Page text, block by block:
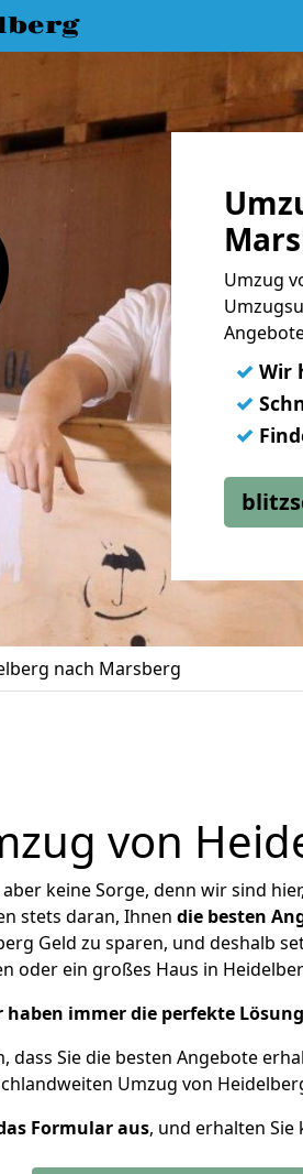
Umzug
✓ Wir
✓
✓
nach Marsberg
von
keine Sorge, denn wir sind
stets daran, Ihnen die besten
Geld zu sparen, und deshalb
oder ein großes Haus in
haben immer die perfekte
dass Sie die besten Angebote
Umzug von
Formular aus, und erhalten Sie